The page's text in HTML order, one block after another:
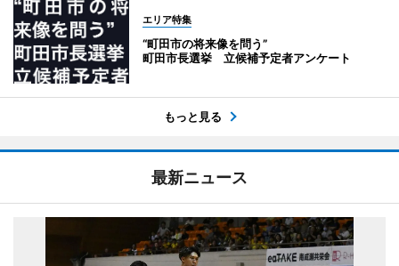
エリア特集
“町田市の将来像を問う”
町田市長選挙 立候補予定者アンケート
もっと見る
最新ニュース